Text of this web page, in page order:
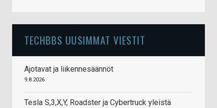
TECHBBS UUSIMMAT VIESTIT
Ajotavat ja liikennesäännöt
9.8.2026
Tesla S,3,X,Y, Roadster ja Cybertruck yleistä